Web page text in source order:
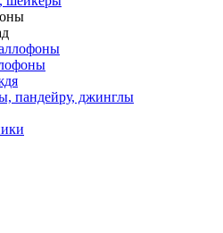
пандейру, джинглы